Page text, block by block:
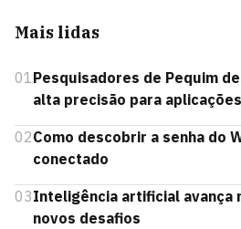
Mais lidas
01Pesquisadores de Pequim
alta precisão para
02Como descobrir a senha do
conectado
03Inteligência artificial avança
novos desafios